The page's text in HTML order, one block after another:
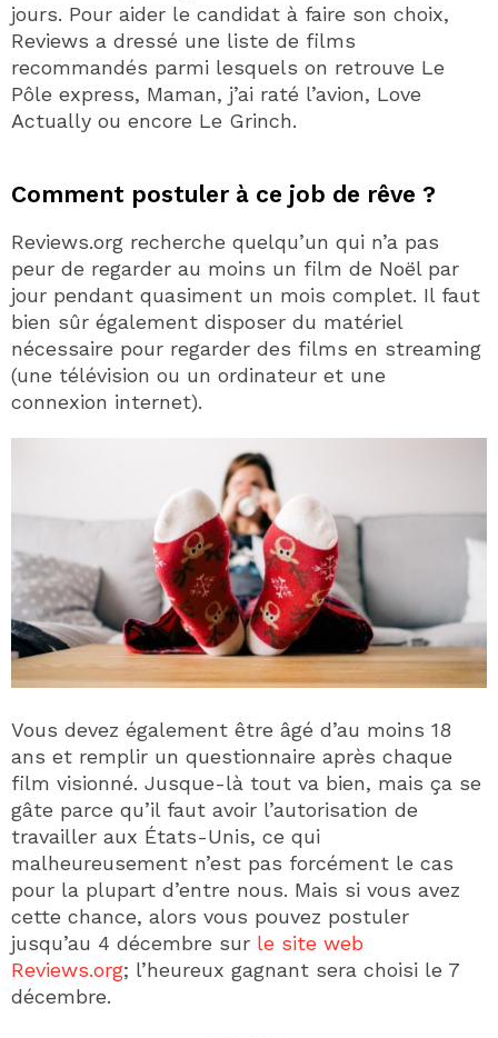
jours. Pour aider le candidat à faire son choix,
Reviews a dressé une liste de films
recommandés parmi lesquels on retrouve Le
Pôle express, Maman, j’ai raté l’avion, Love
Actually ou encore Le Grinch.
Comment postuler à ce job de rêve ?
Reviews.org recherche quelqu’un qui n’a pas
peur de regarder au moins un film de Noël par
jour pendant quasiment un mois complet. Il faut
bien sûr également disposer du matériel
nécessaire pour regarder des films en streaming
(une télévision ou un ordinateur et une
connexion internet).
Vous devez également être âgé d’au moins 18
ans et remplir un questionnaire après chaque
film visionné. Jusque-là tout va bien, mais ça se
gâte parce qu’il faut avoir l’autorisation de
travailler aux États-Unis, ce qui
malheureusement n’est pas forcément le cas
pour la plupart d’entre nous. Mais si vous avez
cette chance, alors vous pouvez postuler
jusqu’au 4 décembre sur le site web
Reviews.org; l’heureux gagnant sera choisi le 7
décembre.